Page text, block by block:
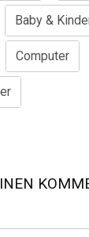
Baby &
Computer